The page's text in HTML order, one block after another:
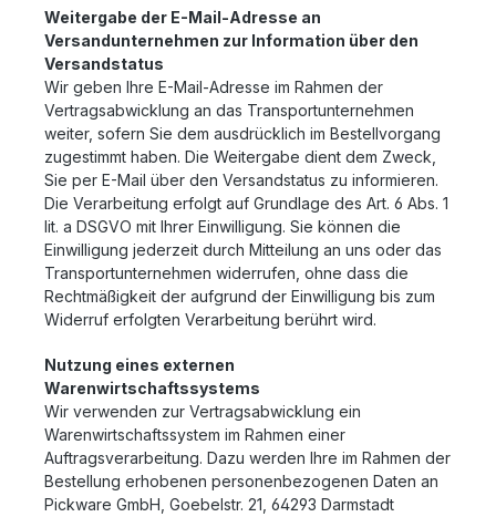
Weitergabe der E-Mail-Adresse an
Versandunternehmen zur Information über den
Versandstatus
Wir geben Ihre E-Mail-Adresse im Rahmen der
Vertragsabwicklung an das Transportunternehmen
weiter, sofern Sie dem ausdrücklich im Bestellvorgang
zugestimmt haben. Die Weitergabe dient dem Zweck,
Sie per E-Mail über den Versandstatus zu informieren.
Die Verarbeitung erfolgt auf Grundlage des Art. 6 Abs. 1
lit. a DSGVO mit Ihrer Einwilligung. Sie können die
Einwilligung jederzeit durch Mitteilung an uns oder das
Transportunternehmen widerrufen, ohne dass die
Rechtmäßigkeit der aufgrund der Einwilligung bis zum
Widerruf erfolgten Verarbeitung berührt wird.
Nutzung eines externen
Warenwirtschaftssystems
Wir verwenden zur Vertragsabwicklung ein
Warenwirtschaftssystem im Rahmen einer
Auftragsverarbeitung. Dazu werden Ihre im Rahmen der
Bestellung erhobenen personenbezogenen Daten an
Pickware GmbH, Goebelstr. 21, 64293 Darmstadt